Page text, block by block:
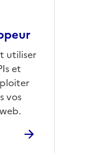
utiliser
et
vos